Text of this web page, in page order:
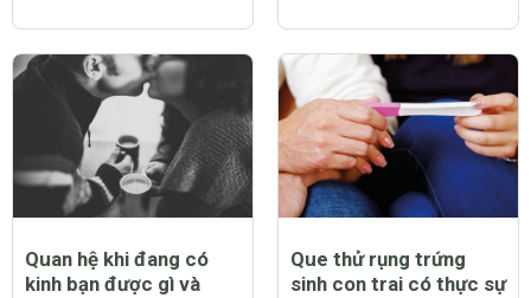
Quan hệ khi đang có
kinh bạn được gì và
Que thử rụng trứng
sinh con trai có thực sự